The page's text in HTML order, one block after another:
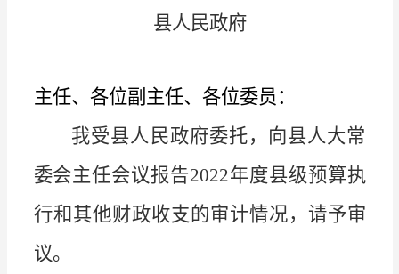
县人民政府
主任、各位副主任、各位委员 ：
我受县人民政府委托，向县人大常
委会主任会议报告2022年度县级预算执
行和其他财政收支的审计情况，请予审
议。